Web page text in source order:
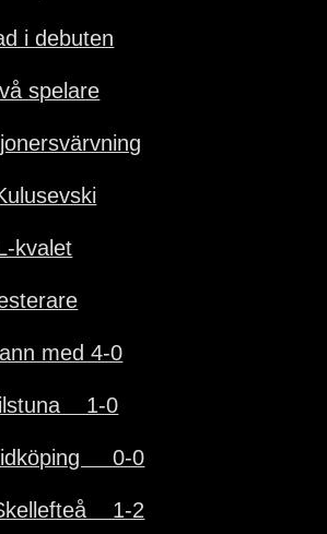
i debuten
spelare
kvalet
med 4-0
1-0
0-0
1-2